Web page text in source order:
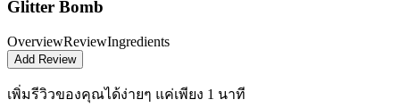
Glitter Bomb
OverviewReviewIngredients
Add Review
เพิ่มรีวิวของคุณได้ง่ายๆ แค่เพียง 1 นาที